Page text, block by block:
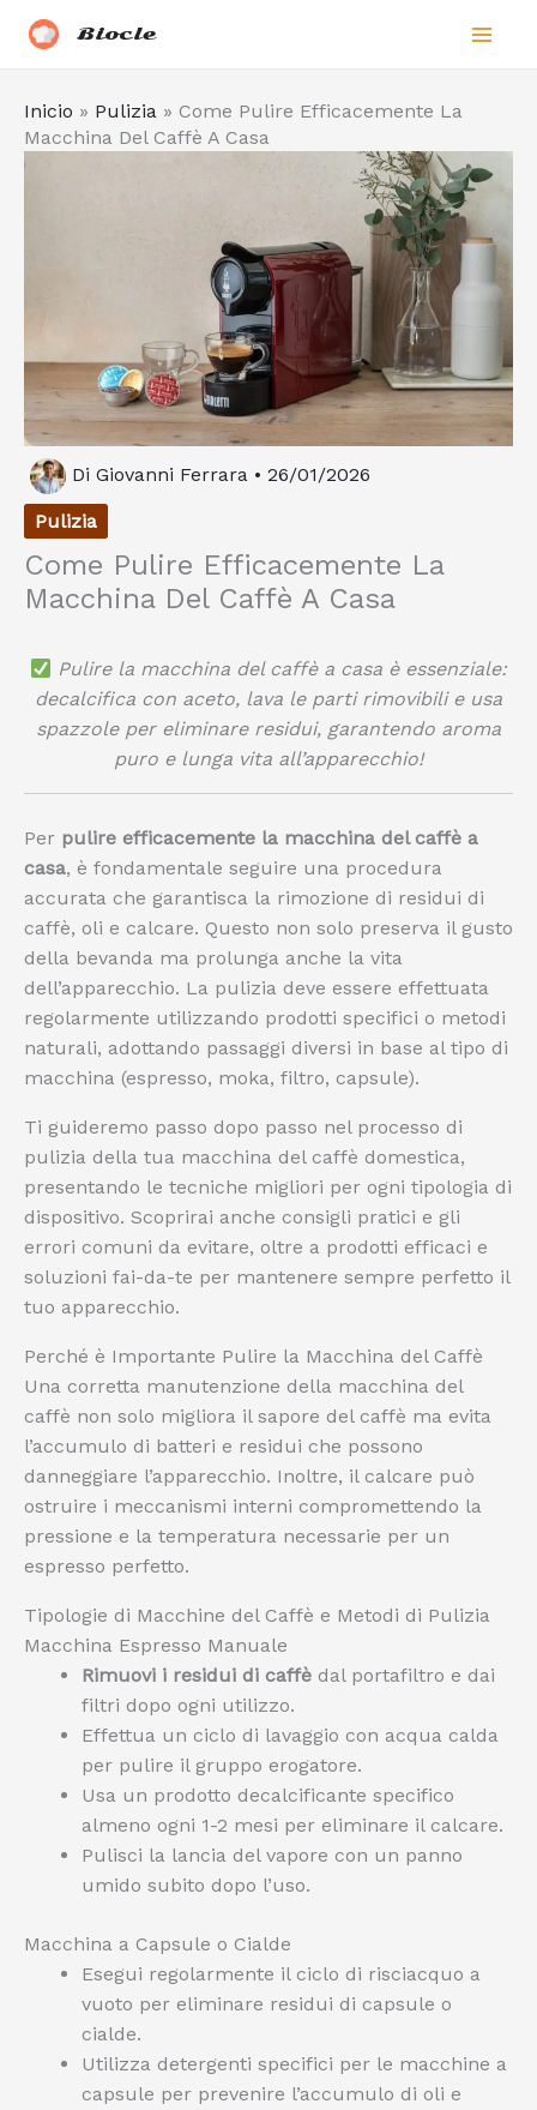
Biocle
Inicio » Pulizia » Come Pulire Efficacemente La
Macchina Del Caffè A Casa
Di Giovanni Ferrara • 26/01/2026
Pulizia
Come Pulire Efficacemente La
Macchina Del Caffè A Casa
Pulire la macchina del caffè a casa è essenziale:
decalcifica con aceto, lava le parti rimovibili e usa
spazzole per eliminare residui, garantendo aroma
puro e lunga vita all’apparecchio!
Per pulire efficacemente la macchina del caffè a
casa, è fondamentale seguire una procedura
accurata che garantisca la rimozione di residui di
caffè, oli e calcare. Questo non solo preserva il gusto
della bevanda ma prolunga anche la vita
dell’apparecchio. La pulizia deve essere effettuata
regolarmente utilizzando prodotti specifici o metodi
naturali, adottando passaggi diversi in base al tipo di
macchina (espresso, moka, filtro, capsule).
Ti guideremo passo dopo passo nel processo di
pulizia della tua macchina del caffè domestica,
presentando le tecniche migliori per ogni tipologia di
dispositivo. Scoprirai anche consigli pratici e gli
errori comuni da evitare, oltre a prodotti efficaci e
soluzioni fai-da-te per mantenere sempre perfetto il
tuo apparecchio.
Perché è Importante Pulire la Macchina del Caffè
Una corretta manutenzione della macchina del
caffè non solo migliora il sapore del caffè ma evita
l’accumulo di batteri e residui che possono
danneggiare l’apparecchio. Inoltre, il calcare può
ostruire i meccanismi interni compromettendo la
pressione e la temperatura necessarie per un
espresso perfetto.
Tipologie di Macchine del Caffè e Metodi di Pulizia
Macchina Espresso Manuale
Rimuovi i residui di caffè dal portafiltro e dai
filtri dopo ogni utilizzo.
Effettua un ciclo di lavaggio con acqua calda
per pulire il gruppo erogatore.
Usa un prodotto decalcificante specifico
almeno ogni 1-2 mesi per eliminare il calcare.
Pulisci la lancia del vapore con un panno
umido subito dopo l’uso.
Macchina a Capsule o Cialde
Esegui regolarmente il ciclo di risciacquo a
vuoto per eliminare residui di capsule o
cialde.
Utilizza detergenti specifici per le macchine a
capsule per prevenire l’accumulo di oli e